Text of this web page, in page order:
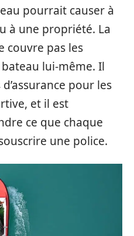
pourrait causer à
à une propriété. La
couvre pas les
lui-même. Il
pour les
et il est
ce que chaque
une police.